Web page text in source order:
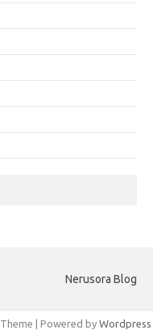
Nerusora Blog
Theme | Powered by Wordpress